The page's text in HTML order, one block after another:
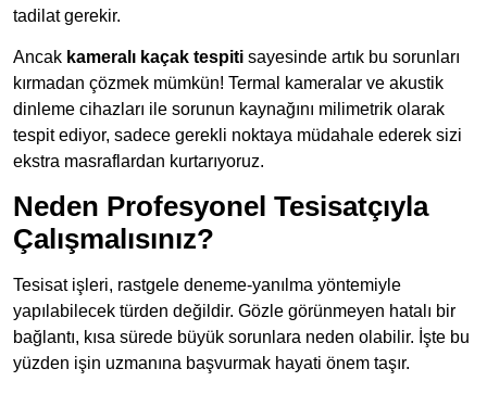
tadilat gerekir.
Ancak kameralı kaçak tespiti sayesinde artık bu sorunları
kırmadan çözmek mümkün! Termal kameralar ve akustik
dinleme cihazları ile sorunun kaynağını milimetrik olarak
tespit ediyor, sadece gerekli noktaya müdahale ederek sizi
ekstra masraflardan kurtarıyoruz.
Neden Profesyonel Tesisatçıyla
Çalışmalısınız?
Tesisat işleri, rastgele deneme-yanılma yöntemiyle
yapılabilecek türden değildir. Gözle görünmeyen hatalı bir
bağlantı, kısa sürede büyük sorunlara neden olabilir. İşte bu
yüzden işin uzmanına başvurmak hayati önem taşır.